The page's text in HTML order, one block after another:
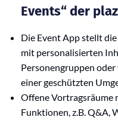
Events“ der
Die Event App stellt
mit personalisierten
Personengruppen
einer geschützten
Offene Vortragsräume
Funktionen, z.B. Q&A,